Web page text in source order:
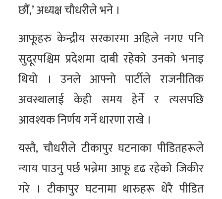
छौँ,’ अध्यक्ष चौधरीले भने ।
आफूहरु केन्द्रीय सरकारमा अहिले नगए पनि
सुदूरपश्चिम प्रदेशमा दाबी रहेको उनको भनाइ
थियो । उनले आफ्नो पार्टीले राजनीतिक
अवस्थालाई केही समय हेर्ने र त्यसपछि
आवश्यक निर्णय गर्ने धारणा राखे ।
यस्तै, चौधरीले टीकापुर घटनाका पीडितहरूले
न्याय पाउनु पर्छ भन्नेमा आफू दृढ रहेको जिकीर
गरे । टीकापुर घटनामा थारुहरू धेरै पीडित